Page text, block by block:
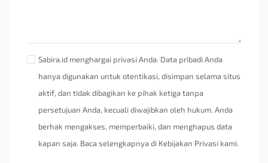
Sabira.id menghargai privasi Anda. Data pribadi Anda
hanya digunakan untuk otentikasi, disimpan selama situs
aktif, dan tidak dibagikan ke pihak ketiga tanpa
persetujuan Anda, kecuali diwajibkan oleh hukum. Anda
berhak mengakses, memperbaiki, dan menghapus data
kapan saja. Baca selengkapnya di Kebijakan Privasi kami.